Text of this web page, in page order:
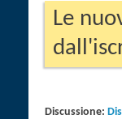
Le
Discussione: